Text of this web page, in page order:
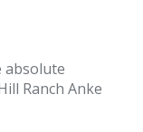
absolute
Ranch Anke